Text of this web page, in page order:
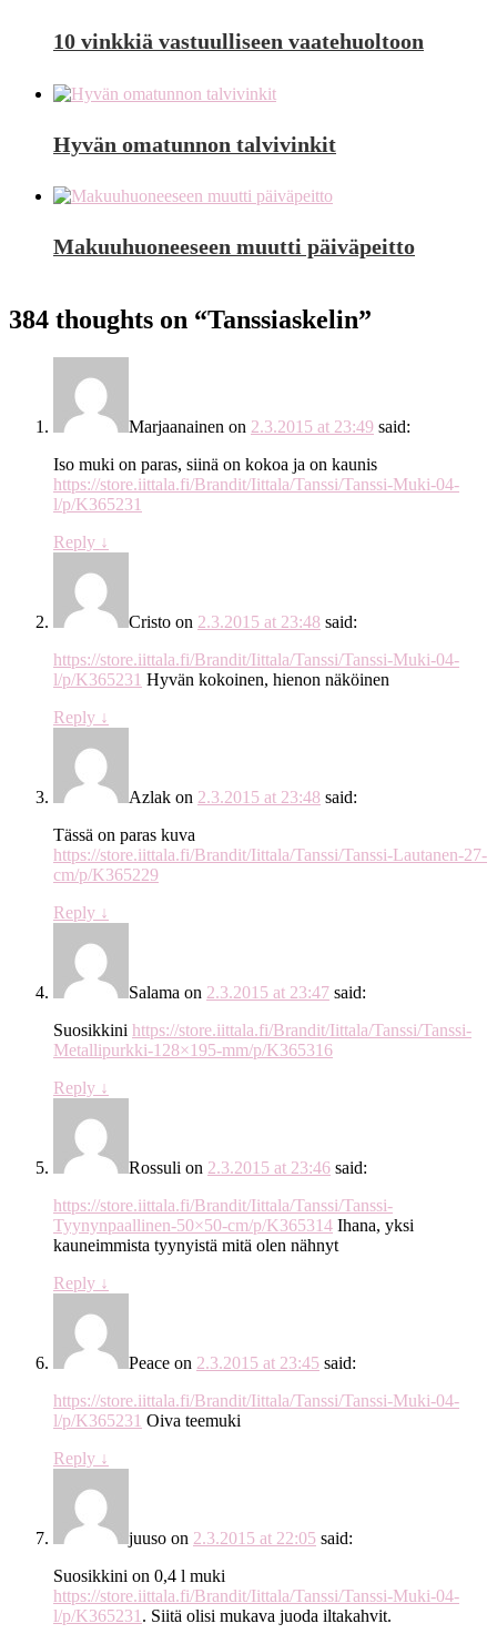
10 vinkkiä vastuulliseen vaatehuoltoon
Hyvän omatunnon talvivinkit
Makuuhuoneeseen muutti päiväpeitto
384 thoughts on “Tanssiaskelin”
Marjaanainen on 2.3.2015 at 23:49 said:
Iso muki on paras, siinä on kokoa ja on kaunis
https://store.iittala.fi/Brandit/Iittala/Tanssi/Tanssi-Muki-04-
l/p/K365231
Reply ↓
Cristo on 2.3.2015 at 23:48 said:
https://store.iittala.fi/Brandit/Iittala/Tanssi/Tanssi-Muki-04-
l/p/K365231 Hyvän kokoinen, hienon näköinen
Reply ↓
Azlak on 2.3.2015 at 23:48 said:
Tässä on paras kuva
https://store.iittala.fi/Brandit/Iittala/Tanssi/Tanssi-Lautanen-27-
cm/p/K365229
Reply ↓
Salama on 2.3.2015 at 23:47 said:
Suosikkini https://store.iittala.fi/Brandit/Iittala/Tanssi/Tanssi-
Metallipurkki-128×195-mm/p/K365316
Reply ↓
Rossuli on 2.3.2015 at 23:46 said:
https://store.iittala.fi/Brandit/Iittala/Tanssi/Tanssi-
Tyynynpaallinen-50×50-cm/p/K365314 Ihana, yksi
kauneimmista tyynyistä mitä olen nähnyt
Reply ↓
Peace on 2.3.2015 at 23:45 said:
https://store.iittala.fi/Brandit/Iittala/Tanssi/Tanssi-Muki-04-
l/p/K365231 Oiva teemuki
Reply ↓
juuso on 2.3.2015 at 22:05 said:
Suosikkini on 0,4 l muki
https://store.iittala.fi/Brandit/Iittala/Tanssi/Tanssi-Muki-04-
l/p/K365231 . Siitä olisi mukava juoda iltakahvit.